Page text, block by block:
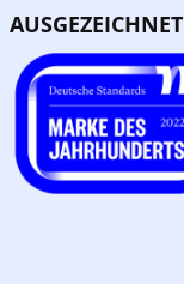
AUSGEZEICHNET